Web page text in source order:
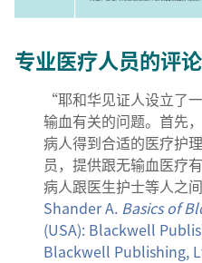
专业医疗人员的评论
“耶和华见证人设立了
输血有关的问题。首先
病人得到合适的医疗护
员，提供跟无输血医疗
病人跟医生护士等人之
Shander A. Basics of
(USA): Blackwell
Blackwell Publishing,